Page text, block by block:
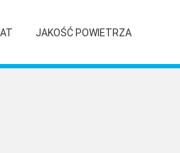
JAKOŚĆ POWIETRZA